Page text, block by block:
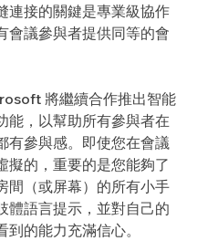
連接的關鍵是專業級協作
會議參與者提供同等的會
將繼續合作推出智能
能，以幫助所有參與者在
有參與感。即使您在會議
擬的，重要的是您能夠了
間（或屏幕）的所有小手
體語言提示，並對自己的
到的能力充滿信心。